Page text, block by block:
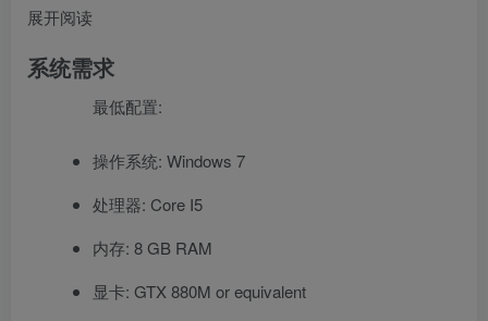
展开阅读
系统需求
最低配置:
操作系统: Windows 7
处理器: Core I5
内存: 8 GB RAM
显卡: GTX 880M or equivalent